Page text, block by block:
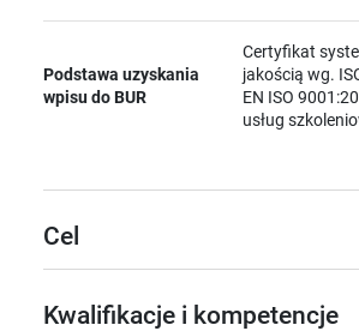
Podstawa uzyskania
wpisu do BUR
Certyfikat
jakością wg.
EN ISO
usług
Cel
Kwalifikacje i kompetencje